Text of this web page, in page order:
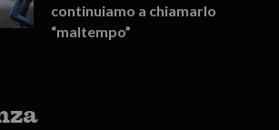
continuiamo a chiamarlo
“maltempo”